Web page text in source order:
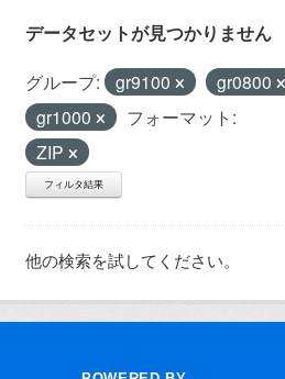
データセットが見つかりません
グループ: gr9100
gr0800
gr1000
フォーマット:
ZIP
フィルタ結果
他の検索を試してください。